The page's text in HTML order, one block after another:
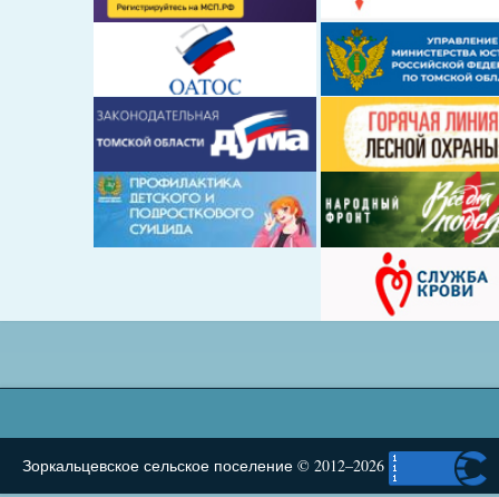
Зоркальцевское сельское поселение © 2012–2026